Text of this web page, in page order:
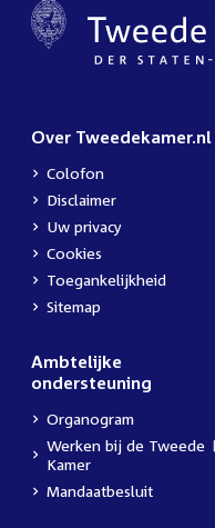
Over Tweedekamer.nl
Colofon
Disclaimer
Uw privacy
Cookies
Toegankelijkheid
Sitemap
Ambtelijke
ondersteuning
Organogram
External
link:
Werken bij de Tweede
Kamer
Mandaatbesluit